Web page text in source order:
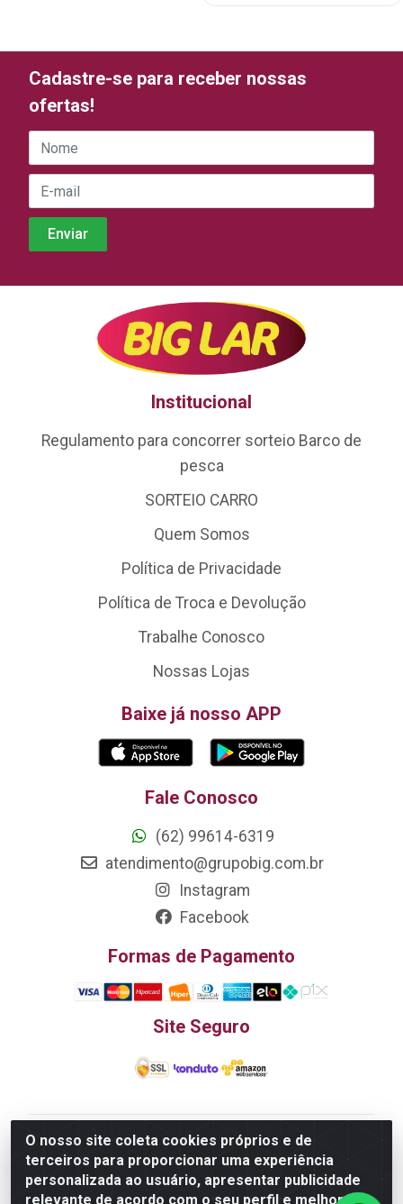
O nosso site coleta cookies próprios e de
terceiros para proporcionar uma experiência
personalizada ao usuário, apresentar publicidade
relevante de acordo com o seu perfil e melhorar a
Cadastre-se para receber nossas
ofertas!
Institucional
Regulamento para concorrer sorteio Barco de
pesca
SORTEIO CARRO
Quem Somos
Política de Privacidade
Política de Troca e Devolução
Trabalhe Conosco
Nossas Lojas
Baixe já nosso APP
Fale Conosco
(62) 99614-6319
atendimento@grupobig.com.br
Instagram
Facebook
Formas de Pagamento
Site Seguro
Edn Utilidades Domésticas Importação e Exportação
LTDA - R. Edmundo Pinto da Cunha, LT APM 06, N 133 -
Res. Luiza Monteiro, Trindade - GO, 75385-000 - CNPJ
20.758.851.0045/26